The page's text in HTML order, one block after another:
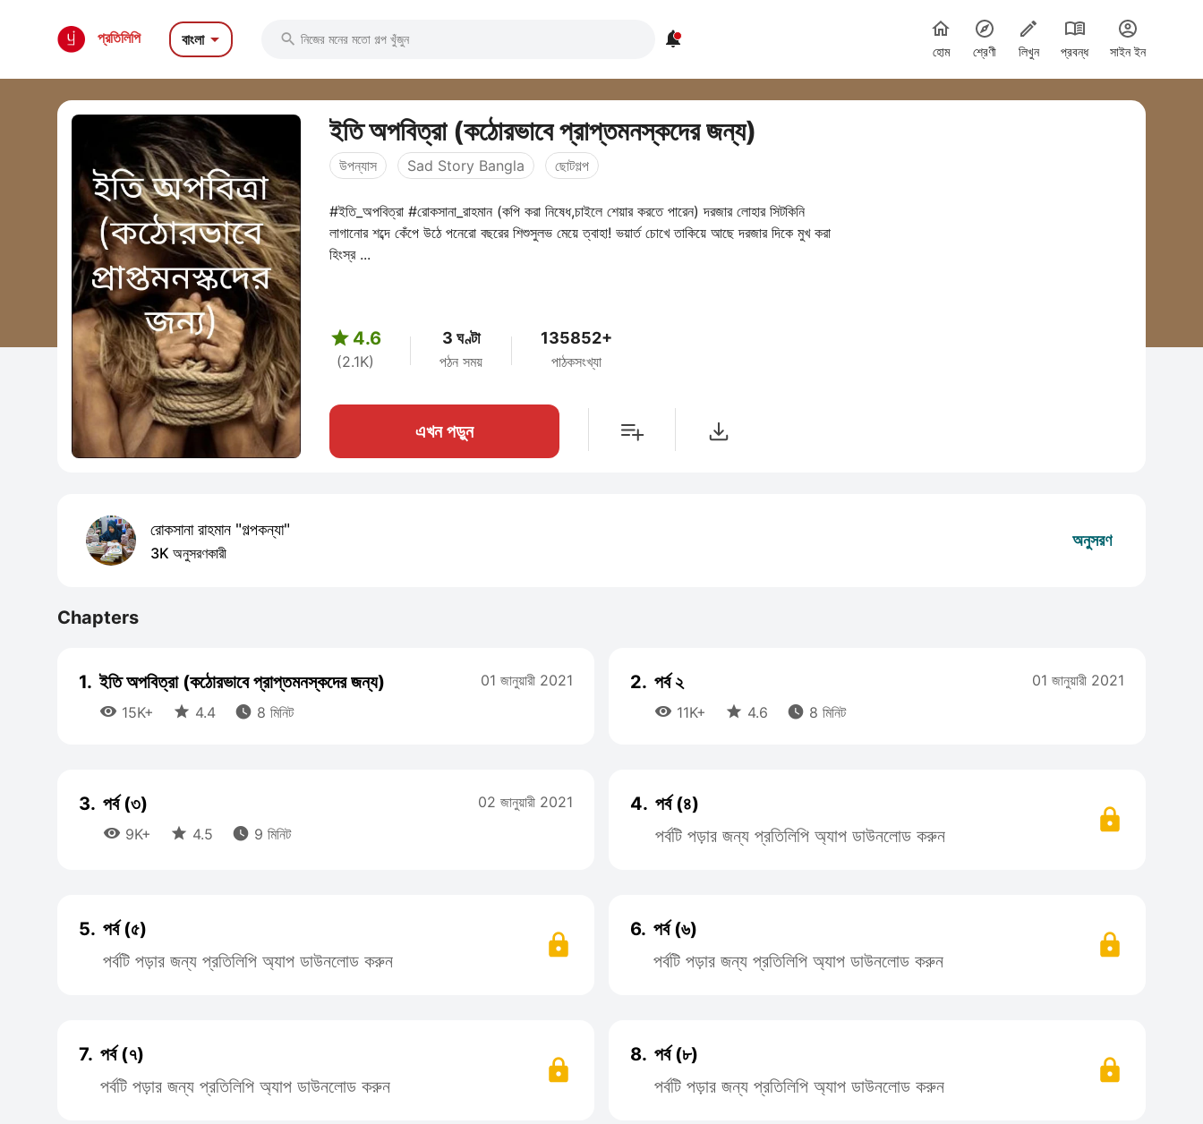
প্রতিলিপি বাংলা  
হোম শ্রেণী লিখুন প্রবন্ধ সাইন ইন
ইতি অপবিত্রা (কঠোরভাবে প্রাপ্তমনস্কদের জন্য)
উপন্যাস Sad Story Bangla ছোটগল্প
#ইতি_অপবিত্রা #রোকসানা_রাহমান (কপি করা নিষেধ,চাইলে শেয়ার করতে পারেন) দরজার লোহার সিটকিনি
লাগানোর শব্দে কেঁপে উঠে পনেরো বছরের শিশুসুলভ মেয়ে ত্বাহা! ভয়ার্ত চোখে তাকিয়ে আছে দরজার দিকে মুখ করা
হিংস্র ...
 4.6
(2.1K)
3 ঘণ্টা
পঠন সময়
135852+
পাঠকসংখ্যা
এখন পড়ুন
রোকসানা রাহমান "গল্পকন্যা"
3K অনুসরণকারী
অনুসরণ
Chapters
1. ইতি অপবিত্রা (কঠোরভাবে প্রাপ্তমনস্কদের জন্য)
 15K+  4.4  8 মিনিট
01 জানুয়ারী 2021 2. পর্ব ২
 11K+  4.6  8 মিনিট
01 জানুয়ারী 2021
3. পর্ব (৩)
 9K+  4.5  9 মিনিট
02 জানুয়ারী 2021 4. পর্ব (৪)
পর্বটি পড়ার জন্য প্রতিলিপি অ্যাপ ডাউনলোড করুন
5. পর্ব (৫)
পর্বটি পড়ার জন্য প্রতিলিপি অ্যাপ ডাউনলোড করুন
6. পর্ব (৬)
পর্বটি পড়ার জন্য প্রতিলিপি অ্যাপ ডাউনলোড করুন
7. পর্ব (৭)
পর্বটি পড়ার জন্য প্রতিলিপি অ্যাপ ডাউনলোড করুন
8. পর্ব (৮)
পর্বটি পড়ার জন্য প্রতিলিপি অ্যাপ ডাউনলোড করুন